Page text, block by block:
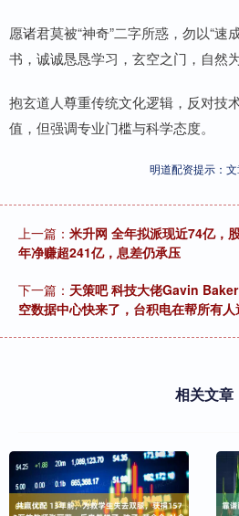
愿诸君莫被“神奇”二字所惑，勿以“速
书，诚诚恳恳学习，玄空之门，自然为
抱玄道人尊重传统文化逻辑，反对技
值，但强调专业门槛与科学态度。
明道配资提示：文
上一篇： 米升网 全年拟派现近74亿，
年净赚超241亿，息差仍承压
下一篇： 天策吧 科技大佬Gavin
空数据中心快来了，台积电在帮所有
相关文章